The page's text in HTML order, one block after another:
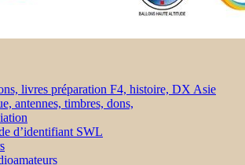
livres préparation F4, histoire, DX Asie
antennes, timbres, dons,
d’identifiant SWL